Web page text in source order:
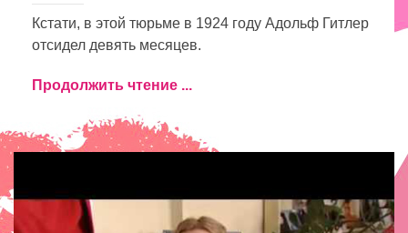
Кстати, в этой тюрьме в 1924 году Адольф Гитлер
отсидел девять месяцев.
Продолжить чтение ...